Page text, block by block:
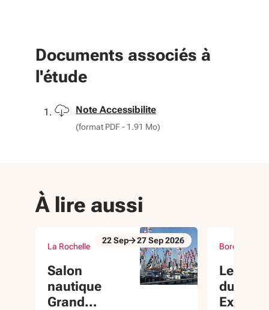
Documents associés à
l'étude
Télécharger
Note Accessibilite
(format PDF - 1.91 Mo)
À lire aussi
La Rochelle
Salon
nautique
Grand
évènement
Du 22 Sep au 27 Sep 2026
22Sep 27Sep2026
Bordeaux
Les 3
du 360
Export
évènement
Du 23 Sep au